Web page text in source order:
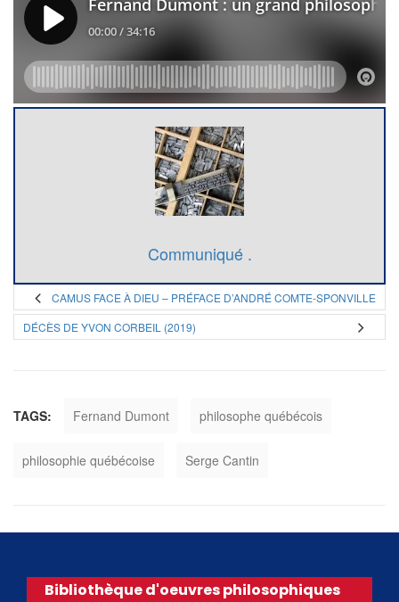
Communiqué .
CAMUS FACE À DIEU – PRÉFACE D’ANDRÉ COMTE-SPONVILLE
DÉCÈS DE YVON CORBEIL (2019)
TAGS: Fernand Dumont philosophe québécois
philosophie québécoise Serge Cantin
Bibliothèque d'oeuvres philosophiques